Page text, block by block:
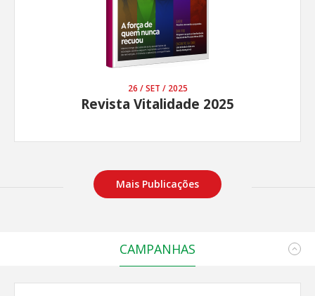
26 / SET / 2025
Revista Vitalidade 2025
Mais Publicações
CAMPANHAS